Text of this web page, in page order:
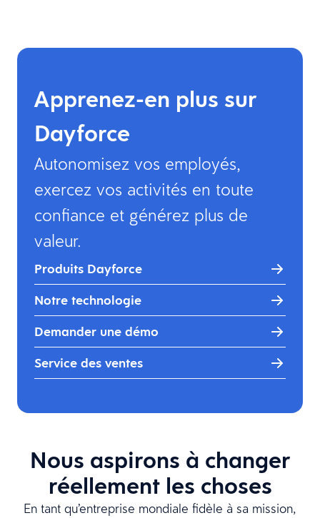
Apprenez-en plus sur
Dayforce
Autonomisez vos employés,
exercez vos activités en toute
confiance et générez plus de
valeur.
Produits Dayforce
Notre technologie
Demander une démo
Service des ventes
Nous aspirons à changer
réellement les choses
En tant qu’entreprise mondiale fidèle à sa mission,